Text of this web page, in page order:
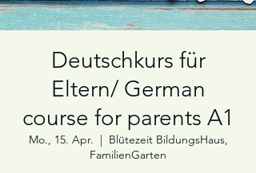
Deutschkurs für
Eltern/ German
course for parents A1
Mo., 15. Apr.
  |
Blütezeit BildungsHaus,
FamilienGarten